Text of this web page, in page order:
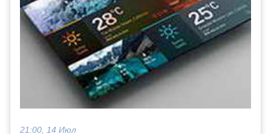
21:00, 14 Июл